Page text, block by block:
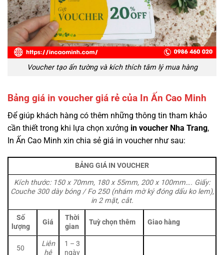
Voucher tạo ấn tường và kích thích tâm lý mua hàng
Bảng giá in voucher giá rẻ của In Ấn Cao Minh
Để giúp khách hàng có thêm những thông tin tham khảo
cần thiết trong khi lựa chọn xưởng in voucher Nha Trang,
In Ấn Cao Minh xin chia sẻ giá in voucher như sau:
BẢNG GIÁ IN VOUCHER
Kích thước: 150 x 70mm, 180 x 55mm, 200 x 100mm…. Giấy:
Couche 300 dày bóng / Fo 250 (nhám mờ ký đóng dấu ko lem),
in 2 mặt, cắt.
Số
lượng
Giá
Thời
gian
Tuỳ chọn thêm Giao hàng
50
Liên
hệ
1 – 3
ngày